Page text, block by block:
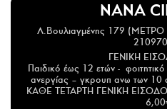
ΝΑΝΑ
Λ.Βουλιαγμένης 179
ΓΕΝΙΚΗ
Παιδικό έως 12 ετών -
ανεργίας – γκρουπ ανω των
ΚΑΘΕ ΤΕΤΑΡΤΗ ΓΕΝΙΚΗ